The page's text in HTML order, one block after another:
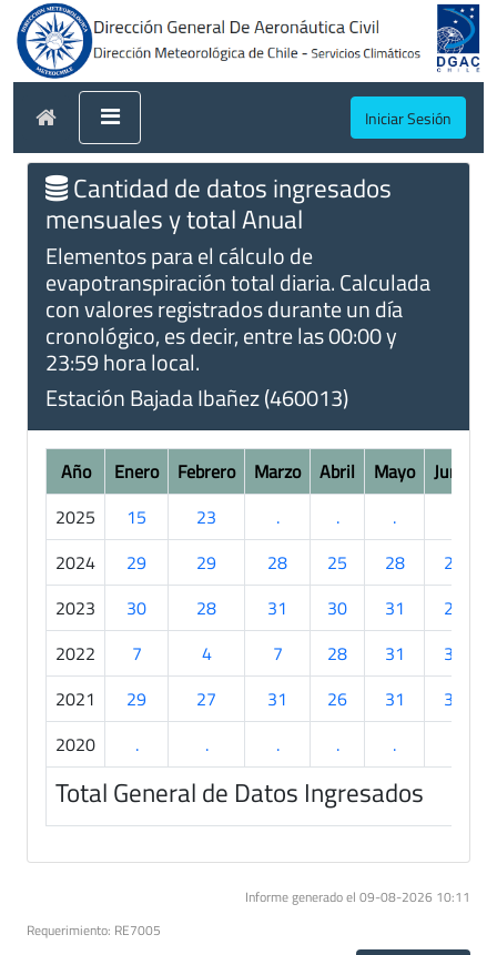
Iniciar Sesión
Cantidad de datos ingresados
mensuales y total Anual
Elementos para el cálculo de
evapotranspiración total diaria. Calculada
con valores registrados durante un día
cronológico, es decir, entre las 00:00 y
23:59 hora local.
Estación Bajada Ibañez (460013)
Año Enero Febrero Marzo Abril Mayo Junio
2025
15 23 . . .
2024
29 29 28 25 28
25
2023
30 28 31 30 31
27
2022
7 4 7 28 31
30
2021
29 27 31 26 31
30
2020
. . . . .
Total General de Datos Ingresados
Informe generado el 09-08-2026 10:11
Requerimiento: RE7005